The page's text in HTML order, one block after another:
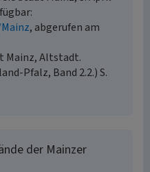
, abgerufen am
Mainz, Altstadt.
Pfalz, Band 2.2.) S.
der Mainzer